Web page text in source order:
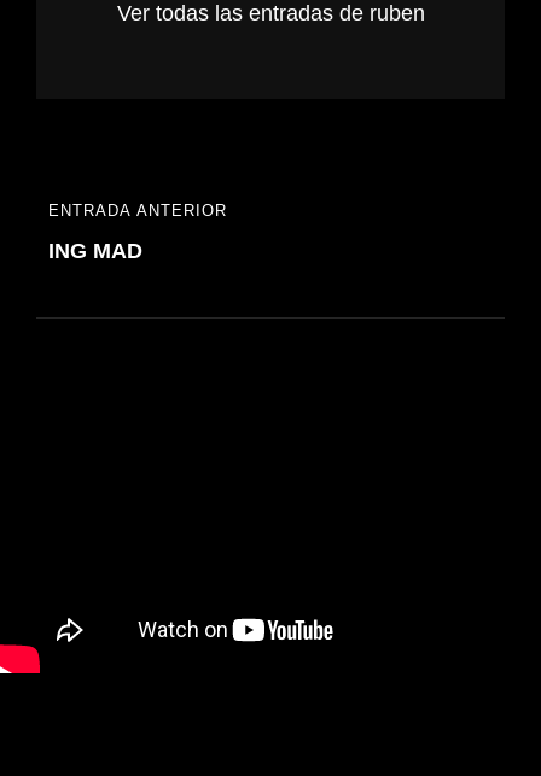
Ver todas las entradas de ruben
Navegación
de
ENTRADA
ANTERIOR
ENTRADA ANTERIOR
ING MAD